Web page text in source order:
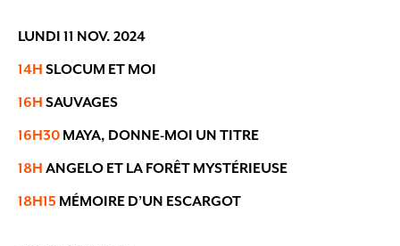
LUNDI 11 NOV. 2024
14H SLOCUM ET MOI
16H SAUVAGES
16H30 MAYA, DONNE-MOI UN TITRE
18H ANGELO ET LA FORÊT MYSTÉRIEUSE
18H15 MÉMOIRE D’UN ESCARGOT